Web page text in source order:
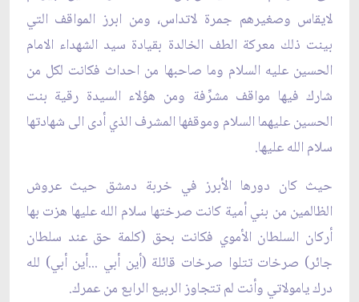
لايقاس وصغيرهم جمرة لاتداس، ومن ابرز المواقف التي
بينت ذلك معركة الطف الخالدة بقيادة سيد الشهداء الامام
الحسين عليه السلام وما صاحبها من احداث فكانت لكل من
شارك فيها مواقف مشرِّفة ومن هؤلاء السيدة رقية بنت
الحسين عليهما السلام وموقفها المشرف الذي أدى الى شهادتها
سلام الله عليها.
حيث كان دورها الأبرز في خربة دمشق حيث عروش
الظالمين من بني أمية كانت صرختها سلام الله عليها هزت بها
أركان السلطان الأموي فكانت بحق (كلمة حق عند سلطان
جائر) صرخات تتلوا صرخات قائلة (أين أبي ...أين أبي) لله
درك يامولاتي وأنت لم تتجاوز الربيع الرابع من عمرك.